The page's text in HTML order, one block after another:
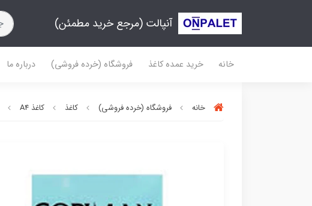
آنپالت (مرجع خرید مطمئن)
خانه خرید عمده کاغذ فروشگاه (خرده فروشی) درباره ما
خانه فروشگاه (خرده فروشی) کاغذ کاغذ A4